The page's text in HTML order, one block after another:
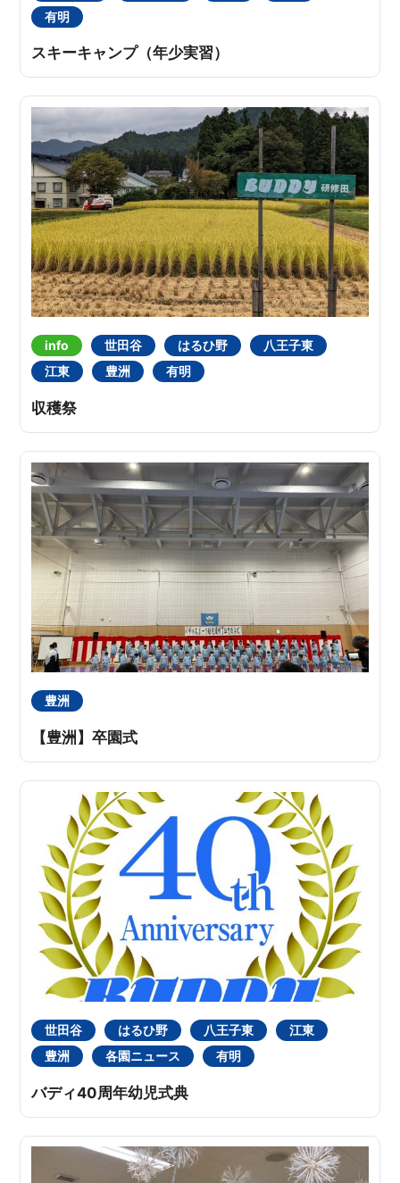
有明
スキーキャンプ（年少実習）
info 世田谷 はるひ野
八王子東
江東
豊洲 有明
収穫祭
豊洲
【豊洲】卒園式
世田谷 はるひ野 八王子東
江東
豊洲
各園ニュース 有明
バディ40周年幼児式典